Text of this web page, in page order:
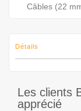
Câbles (22
Détails
Les clients
apprécié